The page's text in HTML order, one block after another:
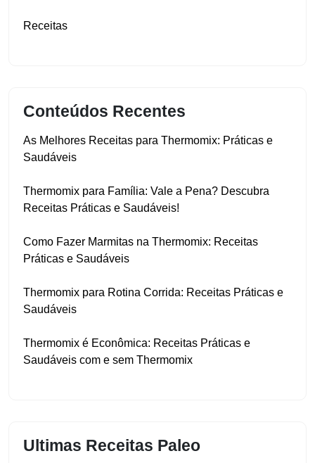
Receitas
Conteúdos Recentes
As Melhores Receitas para Thermomix: Práticas e
Saudáveis
Thermomix para Família: Vale a Pena? Descubra
Receitas Práticas e Saudáveis!
Como Fazer Marmitas na Thermomix: Receitas
Práticas e Saudáveis
Thermomix para Rotina Corrida: Receitas Práticas e
Saudáveis
Thermomix é Econômica: Receitas Práticas e
Saudáveis com e sem Thermomix
Ultimas Receitas Paleo